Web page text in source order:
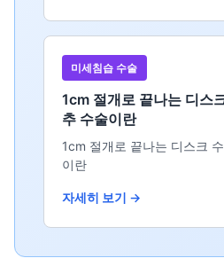
미세침습 수술
1cm 절개로 끝나는 디스
추 수술이란
1cm 절개로 끝나는 디스크
이란
자세히 보기 →